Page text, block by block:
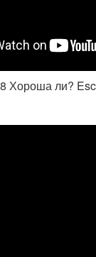
Хороша ли?